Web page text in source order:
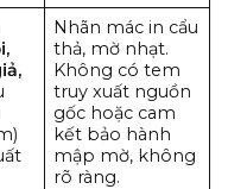
Nhãn mác in cẩu
thả, mờ nhạt.
Không có tem
truy xuất nguồn
gốc hoặc cam
kết bảo hành
mập mờ, không
rõ ràng.